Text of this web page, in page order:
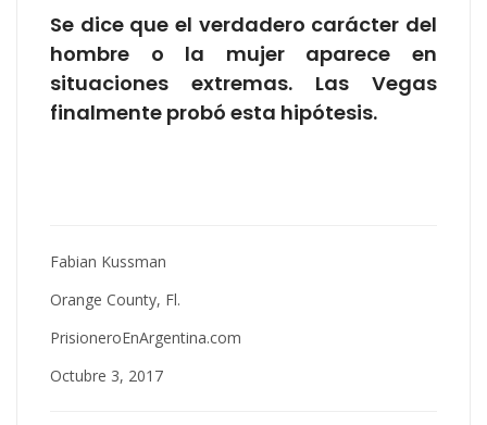
Se dice que el verdadero carácter del
hombre o la mujer aparece en
situaciones extremas. Las Vegas
finalmente probó esta hipótesis.
Fabian Kussman
Orange County, Fl.
PrisioneroEnArgentina.com
Octubre 3, 2017